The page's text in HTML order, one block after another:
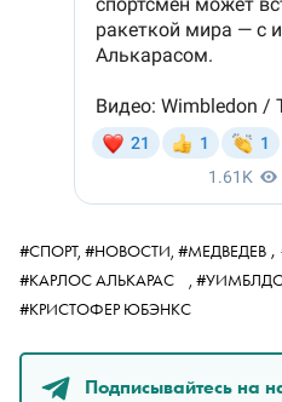
#СПОРТ, #НОВОСТИ, #МЕДВЕДЕВ ,
#КАРЛОС АЛЬКАРАС
,
#КРИСТОФЕР ЮБЭНКС
Подписывайтесь на